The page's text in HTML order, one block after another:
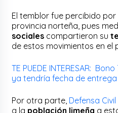
El temblor fue percibido
provincia norteña, pues
sociales compartieron su
de estos movimientos en el
TE PUEDE INTERESAR:
ya tendría fecha de entrega
Por otra parte, Defensa Civil
a la población limeña a